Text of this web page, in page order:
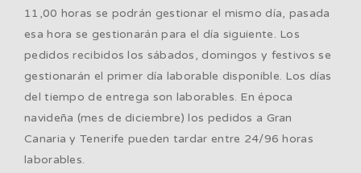
11,00 horas se podrán gestionar el mismo día, pasada
esa hora se gestionarán para el día siguiente. Los
pedidos recibidos los sábados, domingos y festivos se
gestionarán el primer día laborable disponible. Los días
del tiempo de entrega son laborables. En época
navideña (mes de diciembre) los pedidos a Gran
Canaria y Tenerife pueden tardar entre 24/96 horas
laborables.